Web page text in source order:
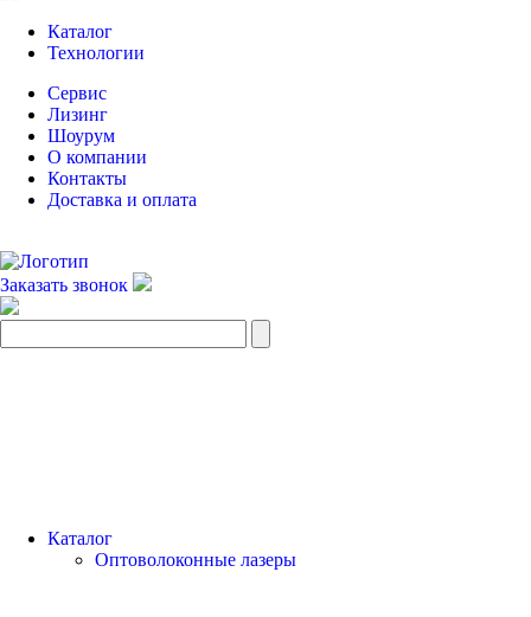
Каталог
Технологии
Сервис
Лизинг
Шоурум
О компании
Контакты
Доставка и оплата
Заказать звонок
Каталог
Оптоволоконные лазеры